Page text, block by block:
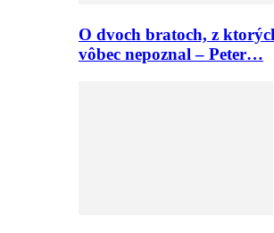
O dvoch bratoch, z
vôbec nepoznal – Peter…